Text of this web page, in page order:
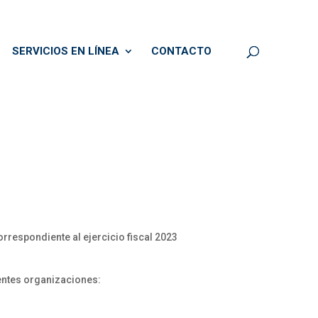
SERVICIOS EN LÍNEA CONTACTO
al ejercicio fiscal 2023
organizaciones: